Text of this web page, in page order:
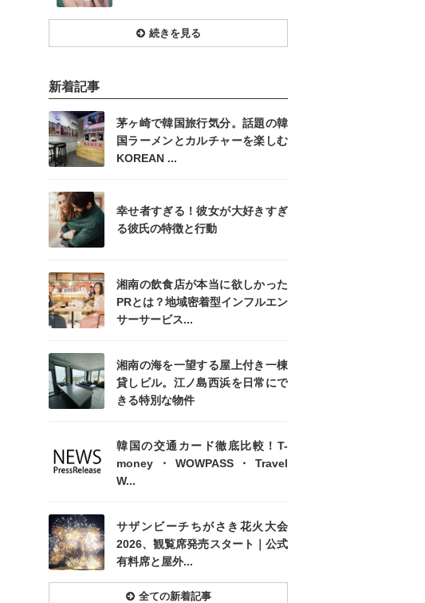
続きを見る
新着記事
茅ヶ崎で韓国旅行気分。話題の韓
国ラーメンとカルチャーを楽しむ
KOREAN ...
幸せ者すぎる！彼女が大好きすぎ
る彼氏の特徴と行動
湘南の飲食店が本当に欲しかった
PRとは？地域密着型インフルエン
サーサービス...
湘南の海を一望する屋上付き一棟
貸しビル。江ノ島西浜を日常にで
きる特別な物件
韓国の交通カード徹底比較！T-
money・WOWPASS・Travel
W...
サザンビーチちがさき花火大会
2026、観覧席発売スタート｜公式
有料席と屋外...
全ての新着記事